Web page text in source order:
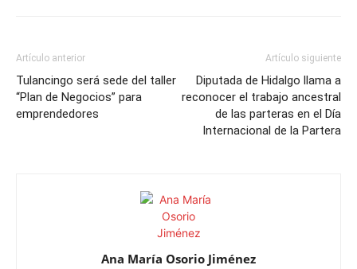
Artículo anterior
Tulancingo será sede del taller
“Plan de Negocios” para
emprendedores
Artículo siguiente
Diputada de Hidalgo llama a
reconocer el trabajo ancestral
de las parteras en el Día
Internacional de la Partera
Ana María Osorio Jiménez